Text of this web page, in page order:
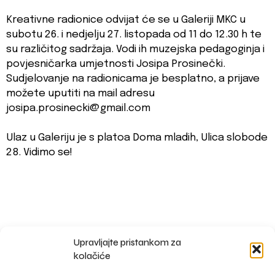
Upravljajte pristankom za
kolačiće
Kreativne radionice odvijat će se u Galeriji MKC u
subotu 26. i nedjelju 27. listopada od 11 do 12.30 h te
su različitog sadržaja. Vodi ih muzejska pedagoginja i
povjesničarka umjetnosti Josipa Prosinečki.
Sudjelovanje na radionicama je besplatno, a prijave
možete uputiti na mail adresu
josipa.prosinecki@gmail.com
Ulaz u Galeriju je s platoa Doma mladih, Ulica slobode
28. Vidimo se!
impressum